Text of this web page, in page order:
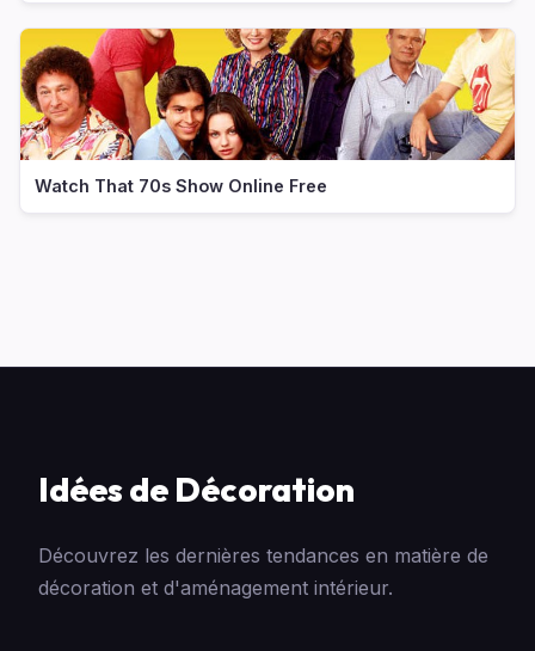
Watch That 70s Show Online Free
Idées de Décoration
Découvrez les dernières tendances en matière de
décoration et d'aménagement intérieur.